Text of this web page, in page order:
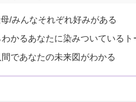
/みんなそれぞれ好みがある
かるあなたに染みついているト
であなたの未来図がわかる